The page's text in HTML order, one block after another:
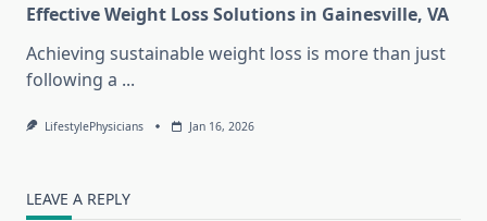
Effective Weight Loss Solutions in Gainesville, VA
Achieving sustainable weight loss is more than just
following a ...
LifestylePhysicians Jan 16, 2026
LEAVE A REPLY